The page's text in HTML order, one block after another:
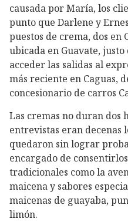
causada por María, los
punto que Darlene y
puestos de crema, dos en
ubicada en Guavate,
acceder las salidas al
más reciente en Caguas,
concesionario de carros
Las cremas no duran dos
entrevistas eran decenas
quedaron sin lograr
encargado de
tradicionales como la
maicena y sabores
maicenas de guayaba,
limón.